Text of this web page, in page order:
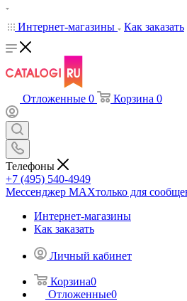
Интернет-магазины Как заказать
Отложенные 0 Корзина 0
Телефоны
+7 (495) 540-4949
Мессенджер МАХтолько для
Интернет-магазины
Как заказать
Личный кабинет
Корзина0
Отложенные0